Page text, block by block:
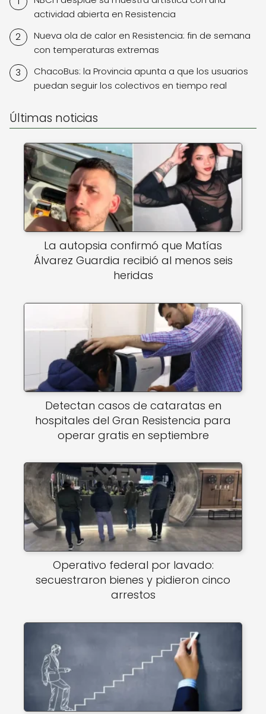
actividad abierta en Resistencia
Nueva ola de calor en Resistencia: fin de semana
con temperaturas extremas
ChacoBus: la Provincia apunta a que los usuarios
puedan seguir los colectivos en tiempo real
Últimas noticias
La autopsia confirmó que Matías
Álvarez Guardia recibió al menos seis
heridas
Detectan casos de cataratas en
hospitales del Gran Resistencia para
operar gratis en septiembre
Operativo federal por lavado:
secuestraron bienes y pidieron cinco
arrestos